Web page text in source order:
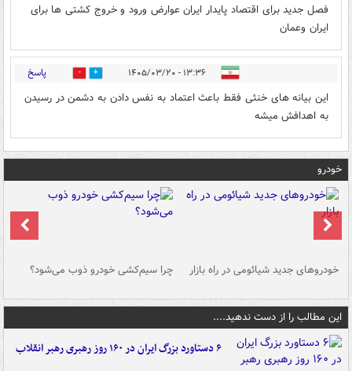
فصل جدید برای اقتصاد پایدار ایران عوارض ورود و خروج کشتی ها برای
ایران وعمان
۱۳:۳۶ - ۱۴۰۵/۰۳/۲۰ 0 پاسخ
این بیانه های خنثی فقط باعث اعتماد به نفس دادن به دشمن در رسیدن
به اهدافش میشه
خودرو
خودروهای جدید شیائومی در راه بازار چرا سیم‌کشی خودرو ذوب می‌شود؟
این مطالب را از دست ندهید....
۶ دستاورد بزرگ ایران در ۱۶۰ روز رهبری رهبر انقلاب